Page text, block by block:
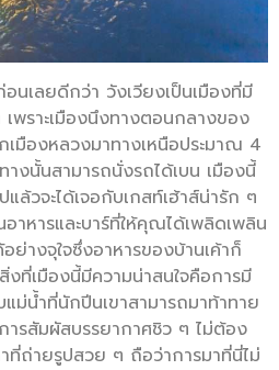
นเลยดีกว่า วังเวียงเป็นเมืองที่มี
พราะเมืองนึงทางตอนกลางของ
เมืองหลวงมาทางเหนือประมาณ 4
งนั้นสามารถนั่งรถได้เบน เมืองนี้
ล้วจะได้เจอกับเกสท์เฮ้าส์น่ารัก ๆ
าหารและบาร์ที่ให้คุณได้เพลิดเพลิน
ย่างจุใจซึ่งอาหารของบ้านเค้าก็
งที่เมืองนี้มีความน่าสนใจคือการมี
น้ำที่นักปีนเขาสามารถมาท้าทาย
ารสัมผัสบรรยากาศชิว ๆ ไม่ต้อง
ที่ถ่ายรูปสวย ๆ ถือว่าการมาที่นี่ไม่